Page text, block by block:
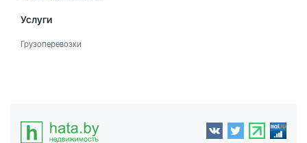
Услуги
Грузоперевозки